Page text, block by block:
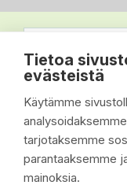
Tietoa
evästeistä
Käytämme
tarjotaksemme
parantaaksemme
mainoksia.